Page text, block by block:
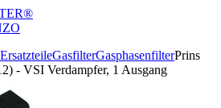
ErsatzteileGasfilterGasphasenfilterPrins
- VSI Verdampfer, 1 Ausgang